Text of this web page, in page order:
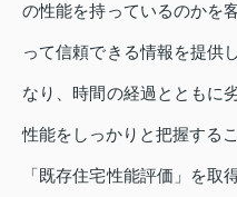
の性能を持っているのかを
って信頼できる情報を提供
なり、時間の経過とともに
性能をしっかりと把握する
「既存住宅性能評価」を取